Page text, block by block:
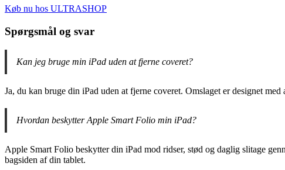
Køb nu hos ULTRASHOP
Spørgsmål og svar
Kan jeg bruge min iPad uden at fjerne coveret?
Ja, du kan bruge din iPad uden at fjerne coveret. Omslaget er designet
Hvordan beskytter Apple Smart Folio min iPad?
Apple Smart Folio beskytter din iPad mod ridser, stød og daglig slitage
bagsiden af din tablet.